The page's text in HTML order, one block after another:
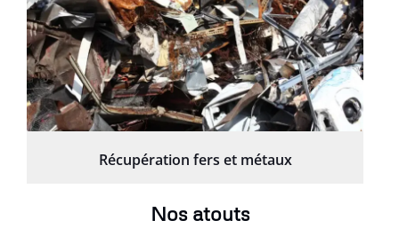
Récupération fers et métaux
Nos atouts